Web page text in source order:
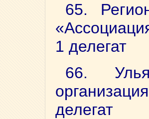
65.
1 делегат
66.
делегат